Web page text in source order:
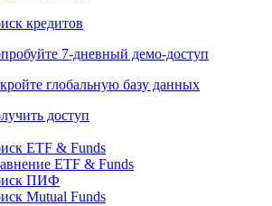
глобальную базу данных
доступ
кредитов
7-дневный
глобальную базу данных
доступ